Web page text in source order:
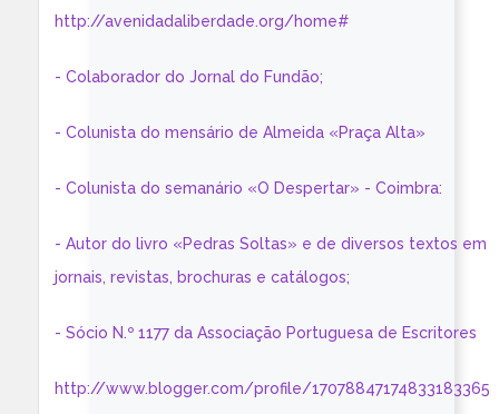
http://avenidadaliberdade.org/home#
- Colaborador do Jornal do Fundão;
- Colunista do mensário de Almeida «Praça Alta»
- Colunista do semanário «O Despertar» - Coimbra:
- Autor do livro «Pedras Soltas» e de diversos textos em
jornais, revistas, brochuras e catálogos;
- Sócio N.º 1177 da Associação Portuguesa de Escritores
http://www.blogger.com/profile/17078847174833183365